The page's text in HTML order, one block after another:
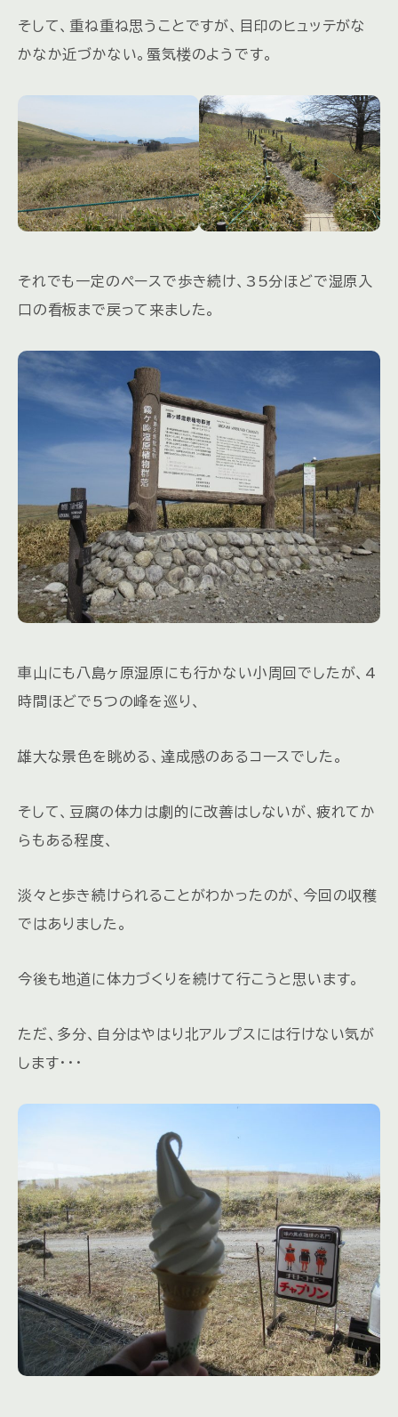
そして、重ね重ね思うことですが、目印のヒュッテがな
かなか近づかない。蜃気楼のようです。
それでも一定のペースで歩き続け、35分ほどで湿原入
口の看板まで戻って来ました。
車山にも八島ヶ原湿原にも行かない小周回でしたが、4
時間ほどで5つの峰を巡り、
雄大な景色を眺める、達成感のあるコースでした。
そして、豆腐の体力は劇的に改善はしないが、疲れてか
らもある程度、
淡々と歩き続けられることがわかったのが、今回の収穫
ではありました。
今後も地道に体力づくりを続けて行こうと思います。
ただ、多分、自分はやはり北アルプスには行けない気が
します・・・